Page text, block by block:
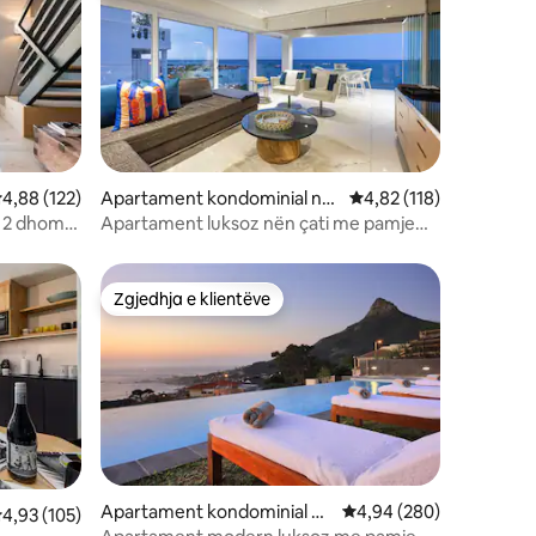
mesatar 4,88 nga 5, 122 vlerësime
4,88 (122)
dhoma
Apartament kondominial në
Klifton
Vlerësimi mesatar
4,82 (118)
Apartament luksoz nën çati me pamje
diellit në Clifton
mesatar 4,93 nga 5, 105 vlerësime
4,93 (105)
Zgjedhja e klientëve
Zgjedhja e klientëve
Apartament kondominial në
Vlerësimi mesatar
4,94 (280)